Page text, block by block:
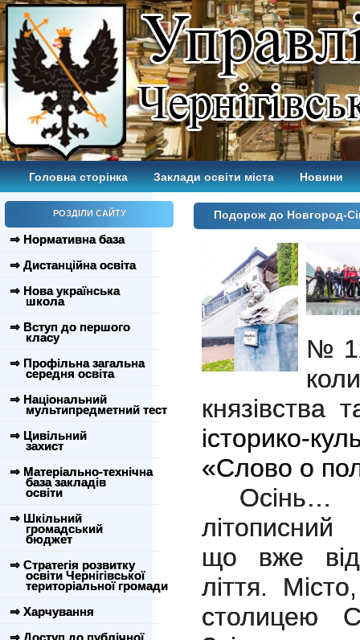
Головна сторінка Заклади освіти міста Новини
РОЗДІЛИ САЙТУ
⇒ Нормативна база
⇒ Дистанційна освіта
⇒ Нова українська
школа
⇒ Вступ до першого
класу
⇒ Профільна загальна
середня освіта
⇒ Національний
мультипредметний тест
⇒ Цивільний
захист
⇒ Матеріально-технічна
база закладів
освіти
⇒ Шкільний
громадський
бюджет
⇒ Стратегія розвитку
освіти Чернігівської
територіальної громади
⇒ Харчування
⇒ Доступ до публічної
Подорож до Новгород-
князівства
історико-
«Слово о
літописний
що вже
ліття.
столицею